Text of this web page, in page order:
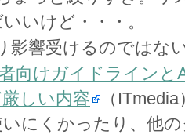
いけど・・・。
影響受けるのではな
向けガイドライン
しい内容
（ITmedia
にくかったり、他